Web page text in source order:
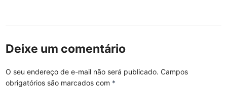
Deixe um comentário
O seu endereço de e-mail não será publicado. Campos
obrigatórios são marcados com *